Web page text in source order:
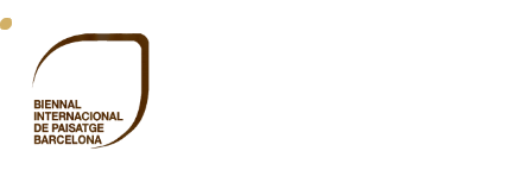
Vés
contingut